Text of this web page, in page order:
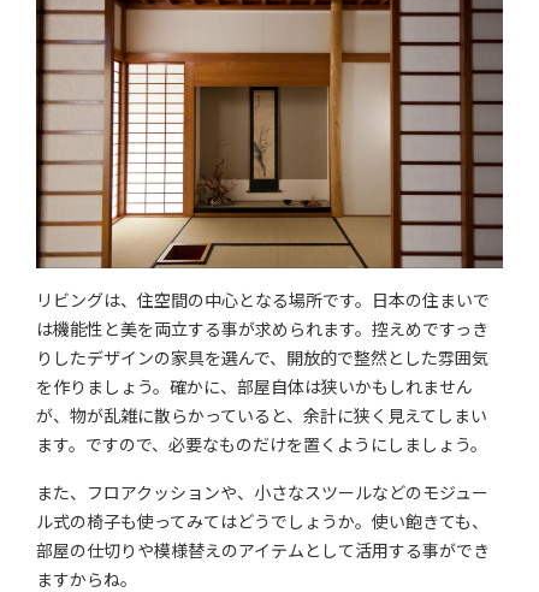
リビングは、住空間の中心となる場所です。日本の住まいで
は機能性と美を両立する事が求められます。控えめですっき
りしたデザインの家具を選んで、開放的で整然とした雰囲気
を作りましょう。確かに、部屋自体は狭いかもしれません
が、物が乱雑に散らかっていると、余計に狭く見えてしまい
ます。ですので、必要なものだけを置くようにしましょう。
また、フロアクッションや、小さなスツールなどのモジュー
ル式の椅子も使ってみてはどうでしょうか。使い飽きても、
部屋の仕切りや模様替えのアイテムとして活用する事ができ
ますからね。